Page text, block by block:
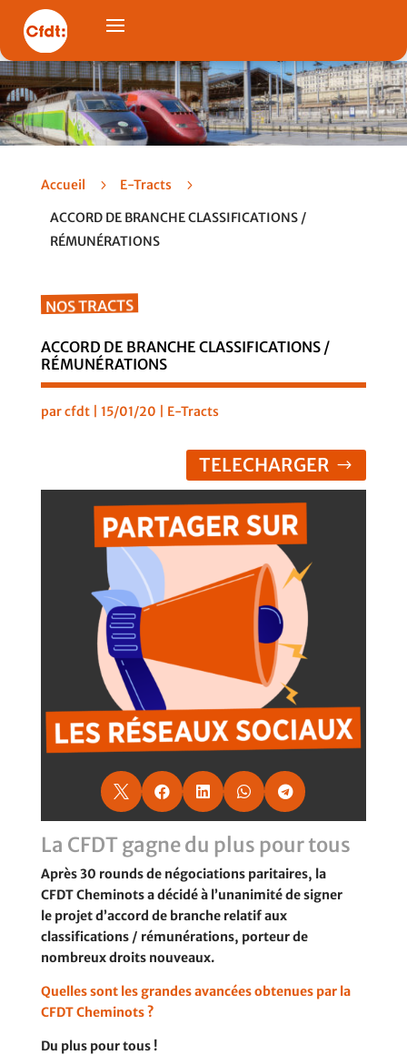
Accueil 5 E-Tracts
5
ACCORD DE BRANCHE CLASSIFICATIONS /
RÉMUNÉRATIONS
NOS TRACTS
ACCORD DE BRANCHE CLASSIFICATIONS /
RÉMUNÉRATIONS
parcfdt| 15/01/20 E-Tracts
TELECHARGER
    
La CFDT gagne du plus pour tous
Après 30 rounds de négociations paritaires, la
CFDT Cheminots a décidé à l’unanimité de signer
le projet d’accord de branche relatif aux
classifications / rémunérations, porteur de
nombreux droits nouveaux.
Quelles sont les grandes avancées obtenues par la
CFDT Cheminots ?
Du plus pour tous !